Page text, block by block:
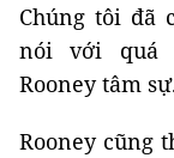
Chúng tôi đã
nói với quá
Rooney tâm
Rooney cũng